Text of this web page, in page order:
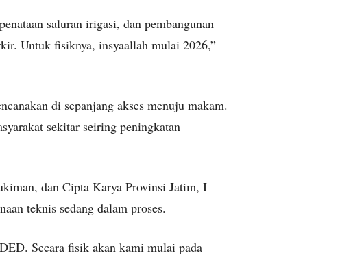
saluran irigasi, dan pembangunan
Untuk fisiknya, insyaallah mulai 2026,”
di sepanjang akses menuju makam.
sekitar seiring peningkatan
dan Cipta Karya Provinsi Jatim, I
teknis sedang dalam proses.
Secara fisik akan kami mulai pada